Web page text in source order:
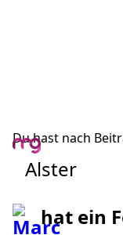
Du hast nach
Alster
hat ein